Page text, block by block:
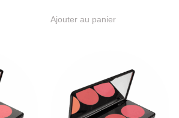
Ajouter au panier